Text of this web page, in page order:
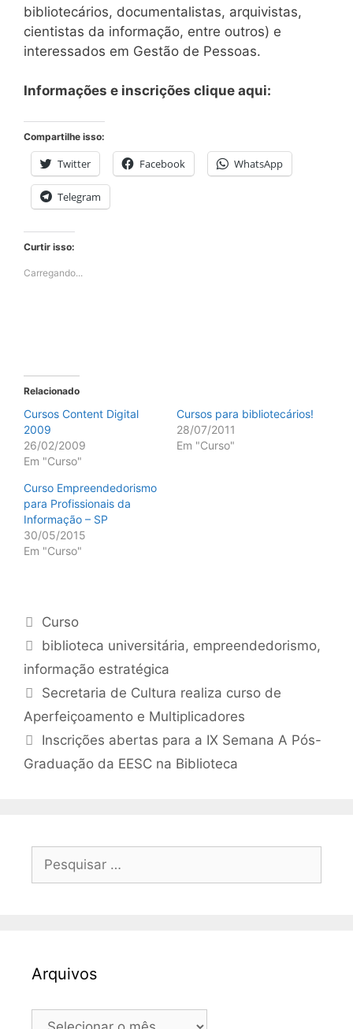
bibliotecários, documentalistas, arquivistas,
cientistas da informação, entre outros) e
interessados em Gestão de Pessoas.
Informações e inscrições clique aqui:
Compartilhe isso:
Twitter Facebook WhatsApp
Telegram
Curtir isso:
Carregando...
Relacionado
Cursos Content Digital
2009
26/02/2009
Em "Curso"
Cursos para bibliotecários!
28/07/2011
Em "Curso"
Curso Empreendedorismo
para Profissionais da
Informação – SP
30/05/2015
Em "Curso"
Categorias
Curso
Tags
biblioteca universitária, empreendedorismo,
informação estratégica
Secretaria de Cultura realiza curso de
Aperfeiçoamento e Multiplicadores
Inscrições abertas para a IX Semana A Pós-
Graduação da EESC na Biblioteca
por:
Arquivos
Arquivos